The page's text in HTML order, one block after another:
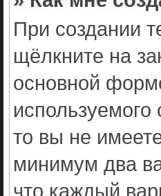
При создании
щёлкните на
основной
то вы не
минимум два
что каждый